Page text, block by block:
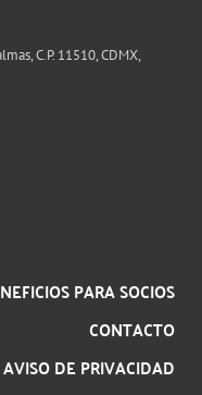
C.P. 11510, CDMX,
PARA SOCIOS
CONTACTO
AVISO DE PRIVACIDAD